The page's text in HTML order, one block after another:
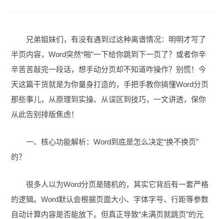
兄弟姐妹们，有没有遇到过这种离谱情况：明明才写了
半页内容，Word突然“啪”一下给你跳到下一页了？或者你辛
辛苦苦敲完一段话，想手动分页却不知道咋操作？别慌！今
天这篇干货就是为你量身打造的，手把手教你搞懂Word分页
那些事儿，从原理到实操、从误区到技巧，一文讲透，保你
从此告别排版焦虑！
一、核心功能解析：Word到底是怎么决定“换不换页”
的？
很多人以为Word分页是随机的，其实它背后有一套严格
的逻辑。Word默认会根据页面大小、字体字号、行距等参数
自动计算内容是否能放下。但真正导致“未满页就跳页”的元